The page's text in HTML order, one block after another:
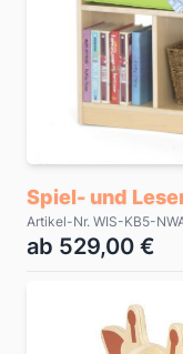
Spiel- und
Artikel-Nr. WIS-KB5-
ab 529,00 €